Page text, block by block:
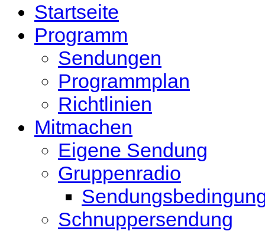
Startseite
Programm
Sendungen
Programmplan
Richtlinien
Mitmachen
Eigene Sendung
Gruppenradio
Schnuppersendung